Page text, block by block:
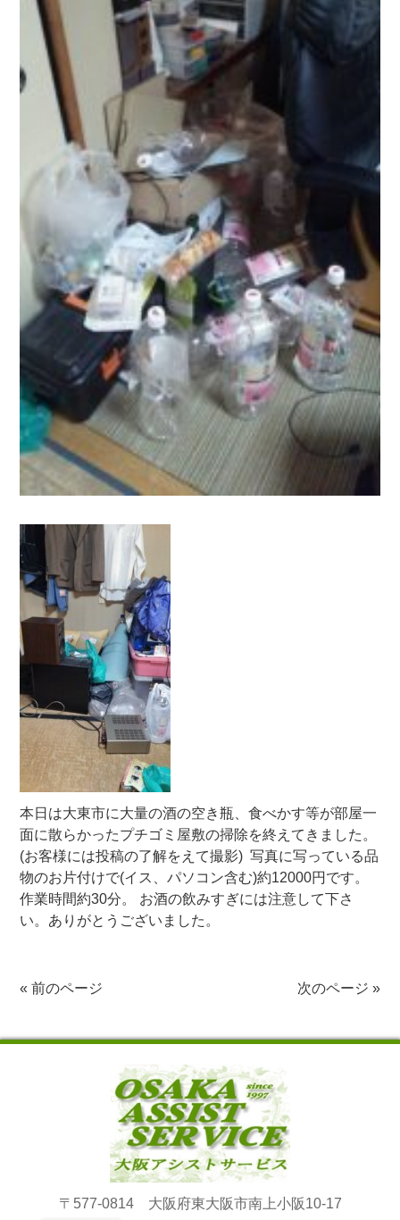
本日は大東市に大量の酒の空き瓶、食べかす等が部屋一
面に散らかったプチゴミ屋敷の掃除を終えてきました。
(お客様には投稿の了解をえて撮影) 写真に写っている品
物のお片付けで(イス、パソコン含む)約12000円です。
作業時間約30分。 お酒の飲みすぎには注意して下さ
い。ありがとうございました。
«前のページ 次のページ »
〒577-0814 大阪府東大阪市南上小阪10-17